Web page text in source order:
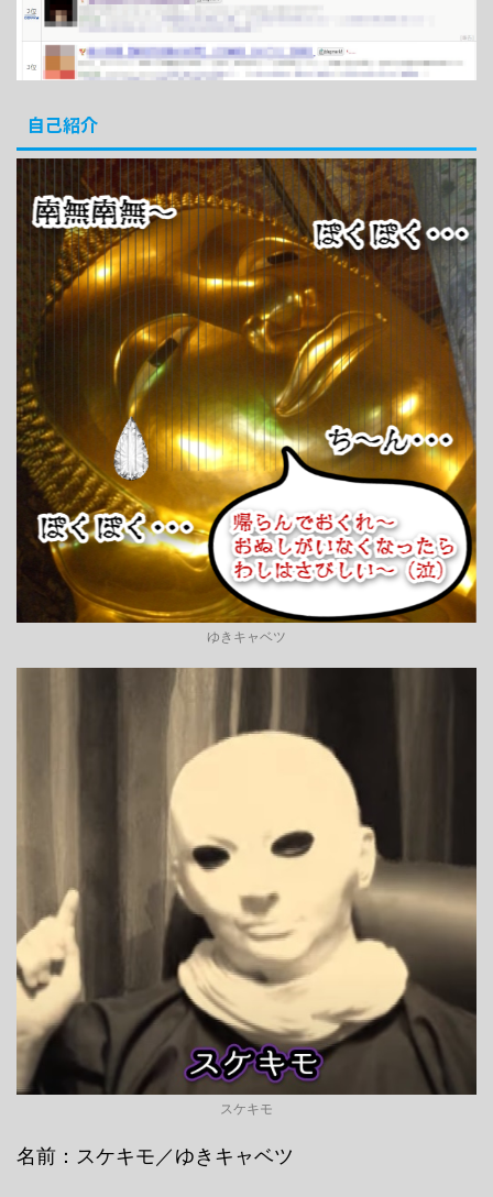
自己紹介
ゆきキャベツ
スケキモ
名前：スケキモ／ゆきキャベツ